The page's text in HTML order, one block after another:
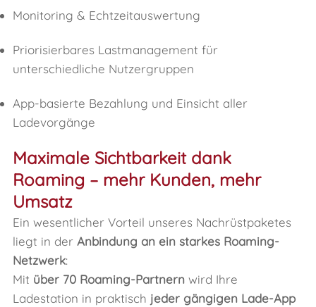
Monitoring & Echtzeitauswertung
Priorisierbares Lastmanagement für
unterschiedliche Nutzergruppen
App-basierte Bezahlung und Einsicht aller
Ladevorgänge
Maximale Sichtbarkeit dank
Roaming – mehr Kunden, mehr
Umsatz
Ein wesentlicher Vorteil unseres Nachrüstpaketes
liegt in der Anbindung an ein starkes Roaming-
Netzwerk:
Mit über 70 Roaming-Partnernwird Ihre
Ladestation in praktisch jeder gängigen Lade-App